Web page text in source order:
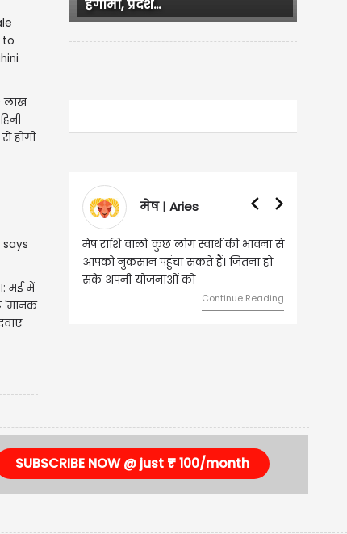
लाख
होगी
मई में
'मानक
हंगामा, प्रदेश...
मेष | Aries
मेष राशि वालों कुछ लोग स्वार्थ की भावना से
आपको नुकसान पहुंचा सकते हैं। जितना हो
सके अपनी योजनाओं को
Continue Reading
SUBSCRIBE NOW @ just ₹ 100/month